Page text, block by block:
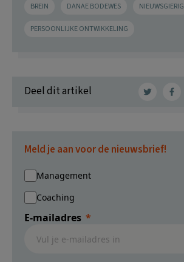
BREIN DANAE BODEWES NIEUWSGIERIG
PERSOONLIJKE ONTWIKKELING
Deel dit artikel
Meld je aan voor de nieuwsbrief!
Management
Coaching
E-mailadres